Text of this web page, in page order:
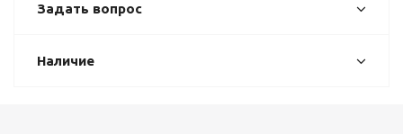
Задать вопрос
Наличие